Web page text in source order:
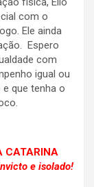
com o
Ele ainda
Espero
com
igual ou
que tenha o
CATARINA
e isolado!